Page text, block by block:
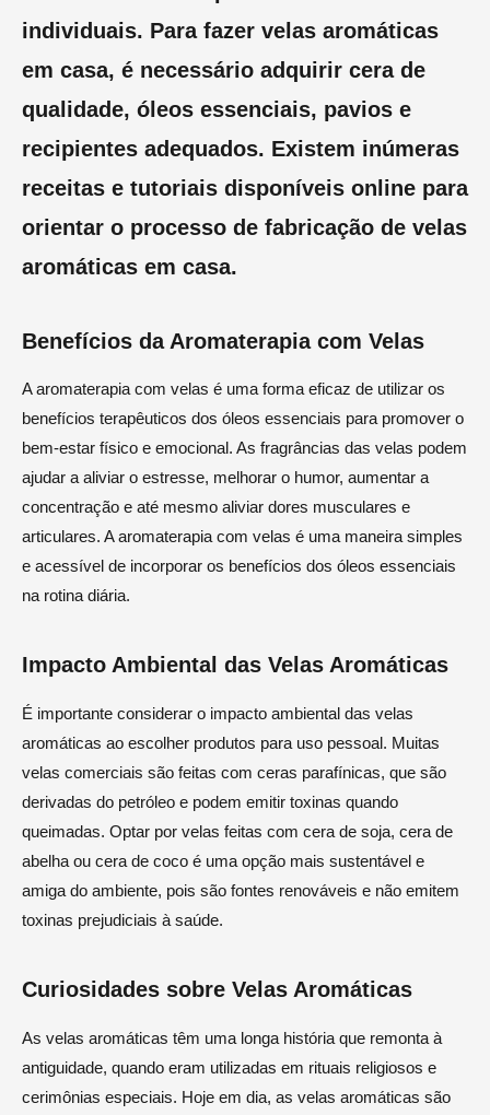
individuais. Para fazer velas aromáticas
em casa, é necessário adquirir cera de
qualidade, óleos essenciais, pavios e
recipientes adequados. Existem inúmeras
receitas e tutoriais disponíveis online para
orientar o processo de fabricação de velas
aromáticas em casa.
Benefícios da Aromaterapia com Velas
A aromaterapia com velas é uma forma eficaz de utilizar os
benefícios terapêuticos dos óleos essenciais para promover o
bem-estar físico e emocional. As fragrâncias das velas podem
ajudar a aliviar o estresse, melhorar o humor, aumentar a
concentração e até mesmo aliviar dores musculares e
articulares. A aromaterapia com velas é uma maneira simples
e acessível de incorporar os benefícios dos óleos essenciais
na rotina diária.
Impacto Ambiental das Velas Aromáticas
É importante considerar o impacto ambiental das velas
aromáticas ao escolher produtos para uso pessoal. Muitas
velas comerciais são feitas com ceras parafínicas, que são
derivadas do petróleo e podem emitir toxinas quando
queimadas. Optar por velas feitas com cera de soja, cera de
abelha ou cera de coco é uma opção mais sustentável e
amiga do ambiente, pois são fontes renováveis e não emitem
toxinas prejudiciais à saúde.
Curiosidades sobre Velas Aromáticas
As velas aromáticas têm uma longa história que remonta à
antiguidade, quando eram utilizadas em rituais religiosos e
cerimônias especiais. Hoje em dia, as velas aromáticas são